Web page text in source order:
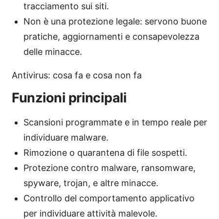
tracciamento sui siti.
Non è una protezione legale: servono buone
pratiche, aggiornamenti e consapevolezza
delle minacce.
Antivirus: cosa fa e cosa non fa
Funzioni principali
Scansioni programmate e in tempo reale per
individuare malware.
Rimozione o quarantena di file sospetti.
Protezione contro malware, ransomware,
spyware, trojan, e altre minacce.
Controllo del comportamento applicativo
per individuare attività malevole.